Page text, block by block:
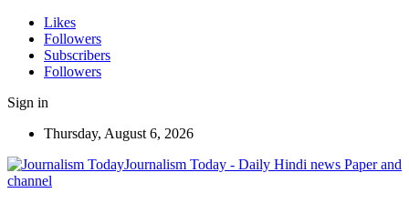
Likes
Followers
Subscribers
Followers
Sign in
Thursday, August 6, 2026
Journalism Today - Daily Hindi news Paper and
channel